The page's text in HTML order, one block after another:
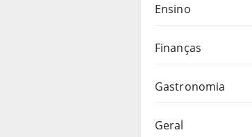
Ensino
Finanças
Gastronomia
Geral